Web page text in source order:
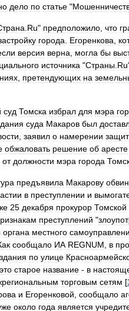
дело по статье "
Ru" предположило что
города Егоренкова
версия верна могла бы
источника "Страны Ru
претендующих на
суд Томска избрал для мэра
суда Макаров был
заявил о намерении
обжаловать решение об аресте
от должности мэра города
предъявила Макарову
в преступлении и
25 декабря прокурор Томской
преступлений "
органа местного
сообщало ИА REGNUM в
здания по улице
это старое название - в
торговым сетям [
и Егоренковой сообщало
около года является